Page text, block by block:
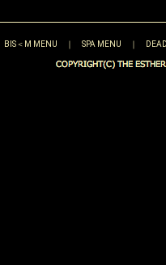
BIS＜M MENU ｜ SPA MENU ｜